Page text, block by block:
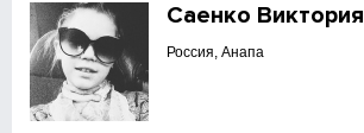
Саенко Виктория
Россия, Анапа